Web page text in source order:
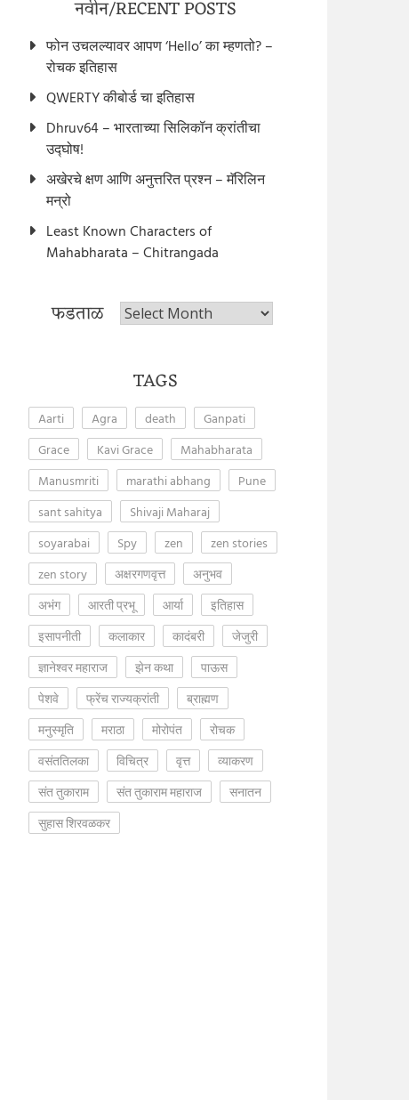
नवीन/RECENT POSTS
फोन उचलल्यावर आपण ‘Hello’ का म्हणतो? –
रोचक इतिहास
QWERTY कीबोर्ड चा इतिहास
Dhruv64 – भारताच्या सिलिकॉन क्रांतीचा
उद्घोष!
अखेरचे क्षण आणि अनुत्तरित प्रश्न – मॅरिलिन
मन्रो
Least Known Characters of
Mahabharata – Chitrangada
फडताळ फडताळ
TAGS
Aarti Agra death
Ganpati
Grace
Kavi Grace
Mahabharata
Manusmriti
marathi abhang
Pune
sant sahitya
Shivaji Maharaj
soyarabai
Spy zen
zen stories
zen story
अक्षरगणवृत्त
अनुभव
अभंग
आरती प्रभू आर्या
इतिहास
इसापनीती
कलाकार कादंबरी
जेजुरी
ज्ञानेश्वर महाराज
झेन कथा
पाऊस
पेशवे
फ्रेंच राज्यक्रांती
ब्राह्मण
मनुस्मृति
मराठा मोरोपंत
रोचक
वसंततिलका
विचित्र वृत्त
व्याकरण
संत तुकाराम
संत तुकाराम महाराज
सनातन
सुहास शिरवळकर